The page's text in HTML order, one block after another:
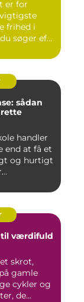
er for
frihed i
søger ef...
sådan
handler
end at få et
og hurtigt
skrot,
gamle
cykler og
de...